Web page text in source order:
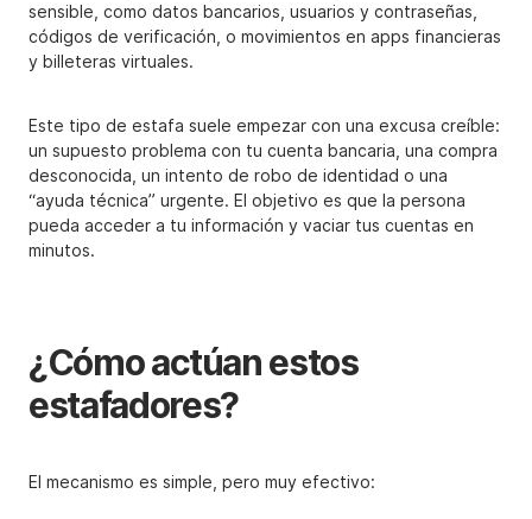
sensible, como datos bancarios, usuarios y contraseñas,
códigos de verificación, o movimientos en apps financieras
y billeteras virtuales.
Este tipo de estafa suele empezar con una excusa creíble:
un supuesto problema con tu cuenta bancaria, una compra
desconocida, un intento de robo de identidad o una
“ayuda técnica” urgente. El objetivo es que la persona
pueda acceder a tu información y vaciar tus cuentas en
minutos.
¿Cómo actúan estos
estafadores?
El mecanismo es simple, pero muy efectivo: